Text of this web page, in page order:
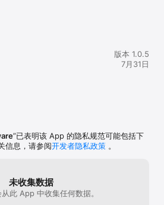
版本 1.0.5
7月31日
”已表明该 App 的隐私规范可能包括下
信息，请参阅开发者隐私政策 。
未收集数据
此 App 中收集任何数据。